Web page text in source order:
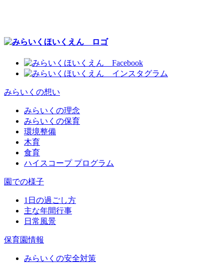
みらいくの想い
みらいくの理念
みらいくの保育
環境整備
木育
食育
ハイスコープ プログラム
園での様子
1日の過ごし方
主な年間行事
日常風景
保育園情報
みらいくの安全対策